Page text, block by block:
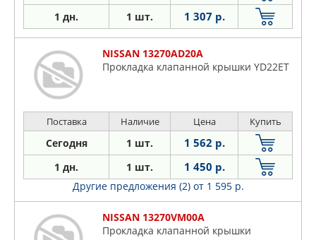
1 дн. 1 шт. 1 307 р.
NISSAN 13270AD20A
Прокладка клапанной крышки YD22ET
Поставка Наличие Цена Купить
Сегодня 1 шт. 1 562 р.
1 дн. 1 шт. 1 450 р.
Другие предложения (2) от 1 595 р.
NISSAN 13270VM00A
Прокладка клапанной крышки